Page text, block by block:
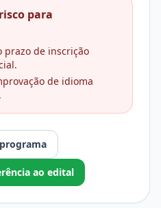
para
prazo de inscrição
de idioma
ao edital